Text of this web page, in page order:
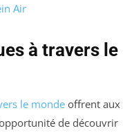
Air
à travers le
le monde offrent aux
de découvrir